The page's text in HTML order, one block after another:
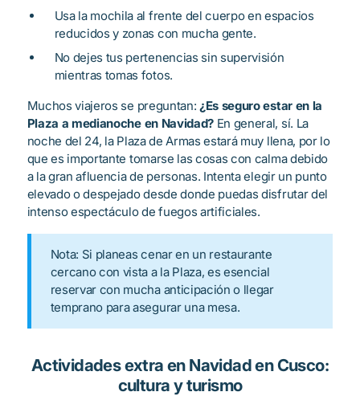
Usa la mochila al frente del cuerpo en espacios
reducidos y zonas con mucha gente.
No dejes tus pertenencias sin supervisión
mientras tomas fotos.
Muchos viajeros se preguntan: ¿Es seguro estar en la
Plaza a medianoche en Navidad? En general, sí. La
noche del 24, la Plaza de Armas estará muy llena, por lo
que es importante tomarse las cosas con calma debido
a la gran afluencia de personas. Intenta elegir un punto
elevado o despejado desde donde puedas disfrutar del
intenso espectáculo de fuegos artificiales.
Nota: Si planeas cenar en un restaurante
cercano con vista a la Plaza, es esencial
reservar con mucha anticipación o llegar
temprano para asegurar una mesa.
Actividades extra en Navidad en Cusco:
cultura y turismo